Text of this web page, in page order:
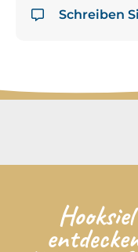
Schreiben
Hooksiel